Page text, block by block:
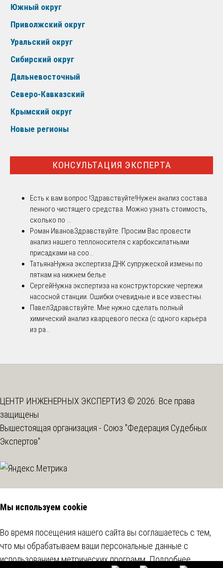
Южный округ
Приволжский округ
Уральский округ
Сибирский округ
Дальневосточный
Северо-Кавказский
Крымский округ
Новые регионы
КОНСУЛЬТАЦИЯ ЭКСПЕРТА
Есть к вам вопрос !Здравствуйте!Нужен анализ состава
пенного чистящего средства. Можно узнать стоимость,
сколько по ...
Роман ИвановЗдравствуйте. Просим Вас провести
анализ нашего теплоносителя с карбоксилатными
присадками на соо...
ТатьянаНужна экспертиза ДНК супружеской измены по
пятнам на нижнем белье
СергейНужна экспертиза на конструкторские чертежи
насосной станции. Ошибки очевидные и все известны.
ПавелЗдравствуйте. Мне нужно сделать полный
химический анализ кварцевого песка (с одного карьера
из ра...
ЦЕНТР ИНЖЕНЕРНЫХ ЭКСПЕРТИЗ © 2026. Все права
защищены
Вышестоящая организация - Союз "Федерация Судебных
Экспертов"
Мы используем cookie
Во время посещения нашего сайта вы соглашаетесь с тем,
что мы обрабатываем ваши персональные данные с
использованием метрических программ.Подробнее